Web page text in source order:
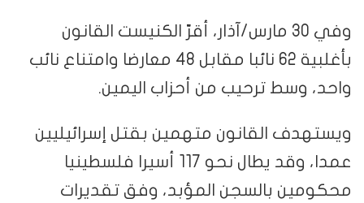
وفي 30 مارس/آذار، أقرّ الكنيست القانون
بأغلبية 62 نائبا مقابل 48 معارضا وامتناع نائب
واحد، وسط ترحيب من أحزاب اليمين.
ويستهدف القانون متهمين بقتل إسرائيليين
عمدا، وقد يطال نحو 117 أسيرا فلسطينيا
محكومين بالسجن المؤبد، وفق تقديرات